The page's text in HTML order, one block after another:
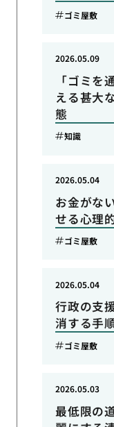
ゴミ屋敷
「ゴミを
える甚大
態
2026.05.09
知識
お金がな
せる心理
2026.05.04
ゴミ屋敷
行政の支
消する手
2026.05.04
ゴミ屋敷
最低限の
2026.05.03